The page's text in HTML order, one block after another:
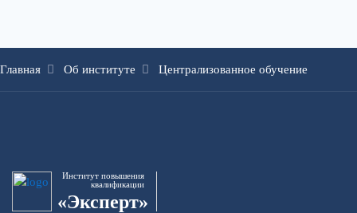
Главная Об институте Централизованное обучение
Институт повышения
квалификации
«Эксперт»